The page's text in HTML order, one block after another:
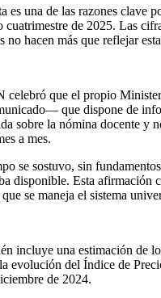
es una de las razones clave
de 2025. Las
no hacen más que reflejar
celebró que el propio
que dispone de
sobre la nómina docente y
a mes.
se sostuvo, sin
disponible. Esta afirmación
se maneja el sistema
incluye una estimación de
evolución del Índice de
de 2024.